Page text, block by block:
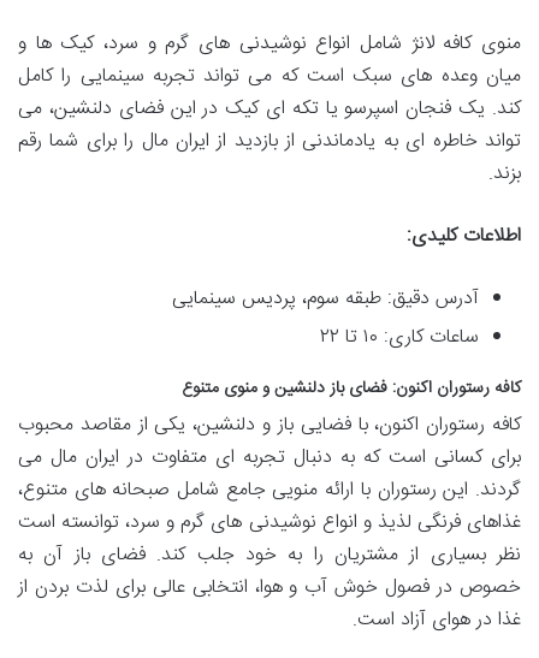
منوی کافه لانژ شامل انواع نوشیدنی های گرم و سرد، کیک ها و
میان وعده های سبک است که می تواند تجربه سینمایی را کامل
کند. یک فنجان اسپرسو یا تکه ای کیک در این فضای دلنشین، می
تواند خاطره ای به یادماندنی از بازدید از ایران مال را برای شما رقم
بزند.
اطلاعات کلیدی:
آدرس دقیق: طبقه سوم، پردیس سینمایی
ساعات کاری: ۱۰ تا ۲۲
کافه رستوران اکنون: فضای باز دلنشین و منوی متنوع
کافه رستوران اکنون، با فضایی باز و دلنشین، یکی از مقاصد محبوب
برای کسانی است که به دنبال تجربه ای متفاوت در ایران مال می
گردند. این رستوران با ارائه منویی جامع شامل صبحانه های متنوع،
غذاهای فرنگی لذیذ و انواع نوشیدنی های گرم و سرد، توانسته است
نظر بسیاری از مشتریان را به خود جلب کند. فضای باز آن به
خصوص در فصول خوش آب و هوا، انتخابی عالی برای لذت بردن از
غذا در هوای آزاد است.